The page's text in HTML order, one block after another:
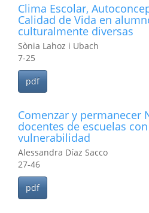
Clima Escolar,
Calidad de Vida en
culturalmente diversas
Sònia Lahoz i Ubach
7-25
pdf
Comenzar y permanecer
docentes de escuelas
vulnerabilidad
Alessandra Díaz Sacco
27-46
pdf